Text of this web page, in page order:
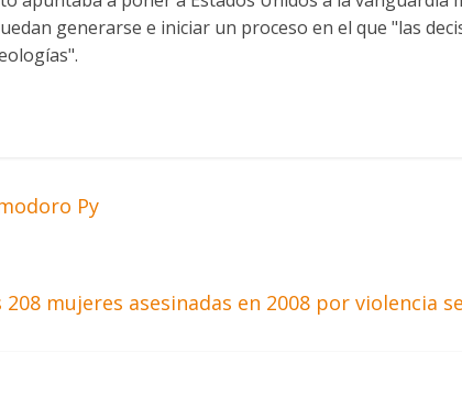
generarse e iniciar un proceso en el que "las
Py
mujeres asesinadas en 2008 por violencia